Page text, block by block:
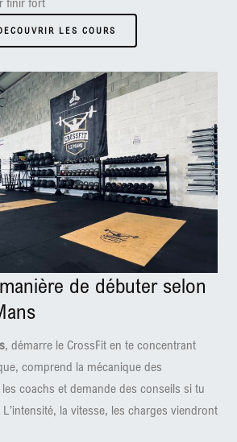
finir fort
LES COURS
de débuter selon
, démarre le CrossFit en te concentrant
comprend la mécanique des
coachs et demande des conseils si tu
la vitesse, les charges viendront